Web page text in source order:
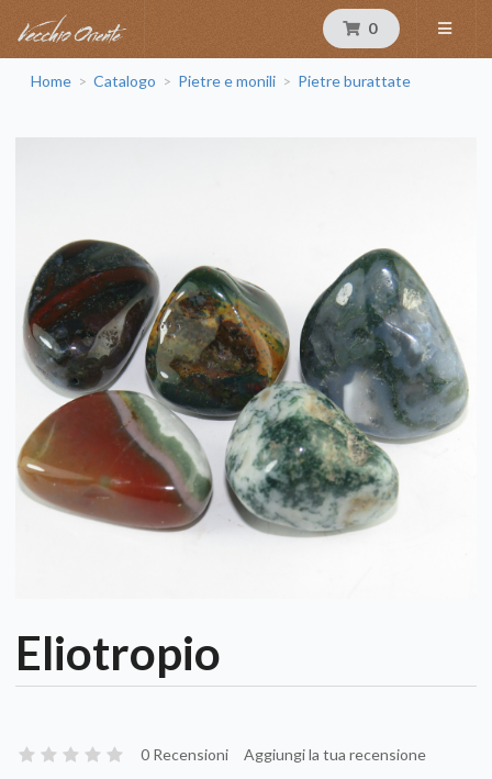
0
Home > Catalogo > Pietre e monili > Pietre burattate
Eliotropio
0 Recensioni Aggiungi la tua recensione